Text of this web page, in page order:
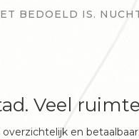
BEDOELD IS.
Veel
en